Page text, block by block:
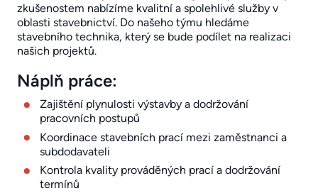
zkušenostem nabízíme kvalitní a spolehlivé služby v
oblasti stavebnictví. Do našeho týmu hledáme
stavebního technika, který se bude podílet na realizaci
našich projektů.
Náplň práce:
Zajištění plynulosti výstavby a dodržování
pracovních postupů
Koordinace stavebních prací mezi zaměstnanci a
subdodavateli
Kontrola kvality prováděných prací a dodržování
termínů